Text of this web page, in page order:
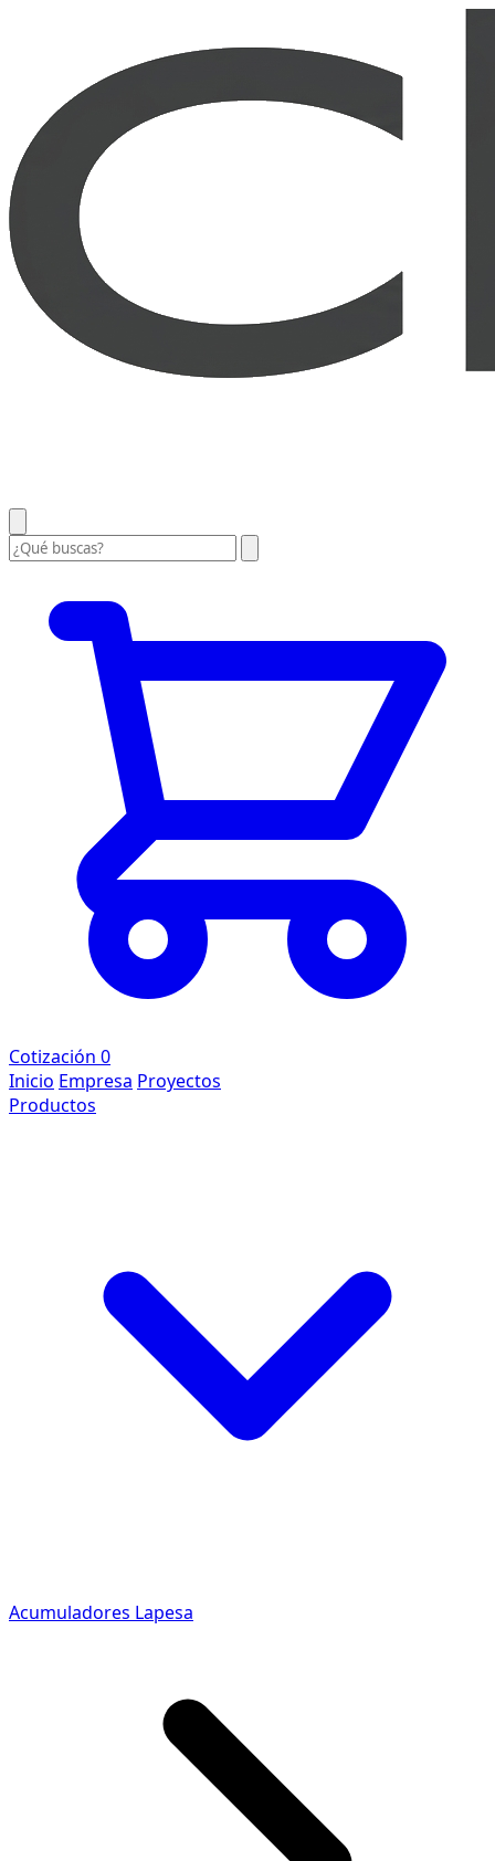
Cotización 0
Inicio Empresa Proyectos
Productos
Acumuladores Lapesa